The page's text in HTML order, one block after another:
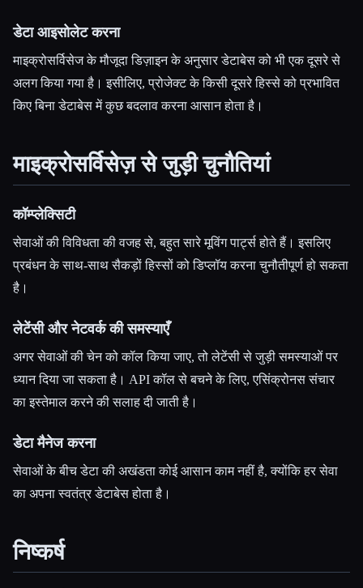
डेटा आइसोलेट करना
माइक्रोसर्विसेज के मौजूदा डिज़ाइन के अनुसार डेटाबेस को भी एक दूसरे से
अलग किया गया है। इसीलिए, प्रोजेक्ट के किसी दूसरे हिस्से को प्रभावित
किए बिना डेटाबेस में कुछ बदलाव करना आसान होता है।
माइक्रोसर्विसेज़ से जुड़ी चुनौतियां
कॉम्प्लेक्सिटी
सेवाओं की विविधता की वजह से, बहुत सारे मूविंग पार्ट्स होते हैं। इसलिए
प्रबंधन के साथ-साथ सैकड़ों हिस्सों को डिप्लॉय करना चुनौतीपूर्ण हो सकता
है।
लेटेंसी और नेटवर्क की समस्याएँ
अगर सेवाओं की चेन को कॉल किया जाए, तो लेटेंसी से जुड़ी समस्याओं पर
ध्यान दिया जा सकता है। API कॉल से बचने के लिए, एसिंक्रोनस संचार
का इस्तेमाल करने की सलाह दी जाती है।
डेटा मैनेज करना
सेवाओं के बीच डेटा की अखंडता कोई आसान काम नहीं है, क्योंकि हर सेवा
का अपना स्वतंत्र डेटाबेस होता है।
निष्कर्ष